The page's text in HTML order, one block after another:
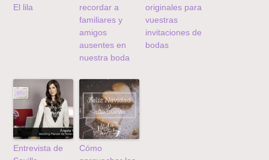
El lila
recordar a
familiares y
amigos
ausentes en
nuestra boda
originales para
vuestras
invitaciones de
bodas
Entrevista de
Cómo